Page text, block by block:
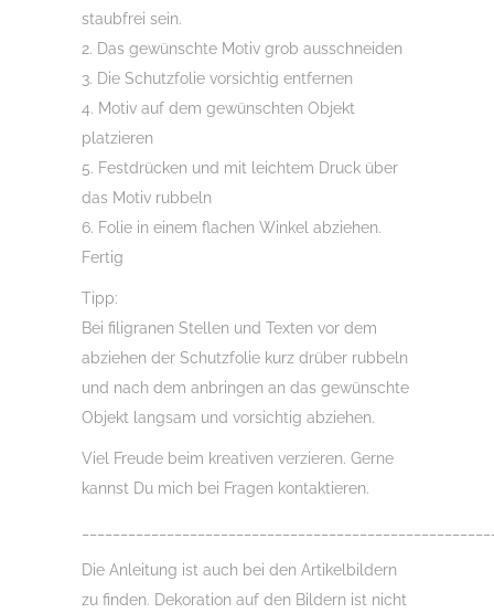
staubfrei sein.
2. Das gewünschte Motiv grob ausschneiden
3. Die Schutzfolie vorsichtig entfernen
4. Motiv auf dem gewünschten Objekt
platzieren
5. Festdrücken und mit leichtem Druck über
das Motiv rubbeln
6. Folie in einem flachen Winkel abziehen.
Fertig
Tipp:
Bei filigranen Stellen und Texten vor dem
abziehen der Schutzfolie kurz drüber rubbeln
und nach dem anbringen an das gewünschte
Objekt langsam und vorsichtig abziehen.
Viel Freude beim kreativen verzieren. Gerne
kannst Du mich bei Fragen kontaktieren.
Die Anleitung ist auch bei den Artikelbildern
zu finden. Dekoration auf den Bildern ist nicht